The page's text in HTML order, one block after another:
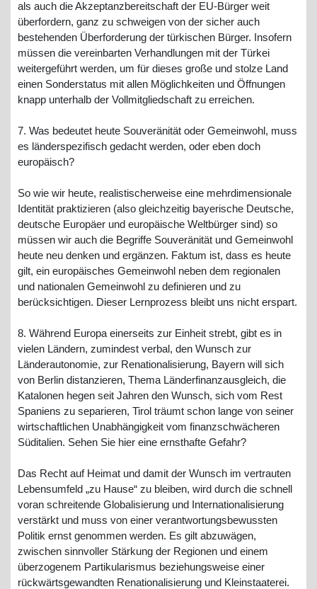
als auch die Akzeptanzbereitschaft der EU-Bürger weit
überfordern, ganz zu schweigen von der sicher auch
bestehenden Überforderung der türkischen Bürger. Insofern
müssen die vereinbarten Verhandlungen mit der Türkei
weitergeführt werden, um für dieses große und stolze Land
einen Sonderstatus mit allen Möglichkeiten und Öffnungen
knapp unterhalb der Vollmitgliedschaft zu erreichen.
7. Was bedeutet heute Souveränität oder Gemeinwohl, muss
es länderspezifisch gedacht werden, oder eben doch
europäisch?
So wie wir heute, realistischerweise eine mehrdimensionale
Identität praktizieren (also gleichzeitig bayerische Deutsche,
deutsche Europäer und europäische Weltbürger sind) so
müssen wir auch die Begriffe Souveränität und Gemeinwohl
heute neu denken und ergänzen. Faktum ist, dass es heute
gilt, ein europäisches Gemeinwohl neben dem regionalen
und nationalen Gemeinwohl zu definieren und zu
berücksichtigen. Dieser Lernprozess bleibt uns nicht erspart.
8. Während Europa einerseits zur Einheit strebt, gibt es in
vielen Ländern, zumindest verbal, den Wunsch zur
Länderautonomie, zur Renationalisierung, Bayern will sich
von Berlin distanzieren, Thema Länderfinanzausgleich, die
Katalonen hegen seit Jahren den Wunsch, sich vom Rest
Spaniens zu separieren, Tirol träumt schon lange von seiner
wirtschaftlichen Unabhängigkeit vom finanzschwächeren
Süditalien. Sehen Sie hier eine ernsthafte Gefahr?
Das Recht auf Heimat und damit der Wunsch im vertrauten
Lebensumfeld „zu Hause“ zu bleiben, wird durch die schnell
voran schreitende Globalisierung und Internationalisierung
verstärkt und muss von einer verantwortungsbewussten
Politik ernst genommen werden. Es gilt abzuwägen,
zwischen sinnvoller Stärkung der Regionen und einem
überzogenem Partikularismus beziehungsweise einer
rückwärtsgewandten Renationalisierung und Kleinstaaterei.